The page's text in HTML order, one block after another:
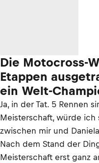
Die Motocross-
Etappen
ein Welt-
Ja, in der Tat. 5 Rennen
Meisterschaft, würde
zwischen mir und
Nach dem Stand der
Meisterschaft erst ganz